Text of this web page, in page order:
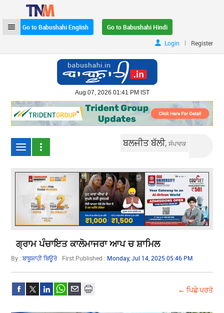
Go to Babushahi English
Go to Babushahi Hindi
Login
| Register
Aug 07, 2026 01:41 PM IST
ਬਲਜੀਤ ਬੱਲੀ,ਸੰਪਾਦਕ
ਗ੍ਰਾਮ ਪੰਚਾਇਤ ਕਾਲੋਮਾਜਰਾ ਆਪ ਚ ਸ਼ਾਮਿਲ
By :ਬਾਬੂਸ਼ਾਹੀ ਬਿਊਰੋ First Published : Monday, Jul 14, 2025 05:46 PM
← ਪਿਛੇ ਪਰਤੋ